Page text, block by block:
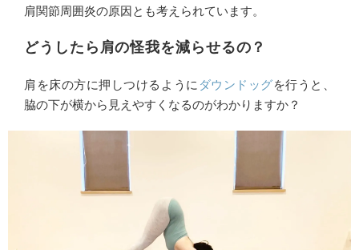
肩関節周囲炎の原因とも考えられています。
どうしたら肩の怪我を減らせるの？
肩を床の方に押しつけるように ダウンドッグを行うと、
脇の下が横から見えやすくなるのがわかりますか？